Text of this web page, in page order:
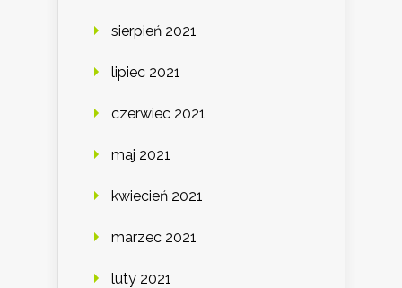
sierpień 2021
lipiec 2021
czerwiec 2021
maj 2021
kwiecień 2021
marzec 2021
luty 2021